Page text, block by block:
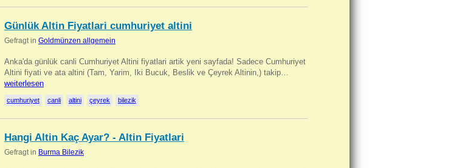
Günlük Altin Fiyatlari cumhuriyet altini
Gefragt in Goldmünzen allgemein
Anka'da günlük canli Cumhuriyet Altini fiyatlari artik yeni sayfada! Sadece Cumhuriyet
Altini fiyati ve ata altini (Tam, Yarim, Iki Bucuk, Beslik ve Çeyrek Altinin,) takip…
weiterlesen
cumhuriyet canli altini çeyrek bilezik
Hangi Altin Kaç Ayar? - Altin Fiyatlari
Gefragt in Burma Bilezik